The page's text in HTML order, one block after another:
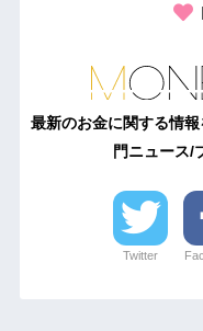
最新のお金に関する情
門ニュース/
Twitter